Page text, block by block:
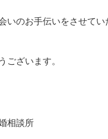
のお手伝いをさせてい
ございます。
相談所